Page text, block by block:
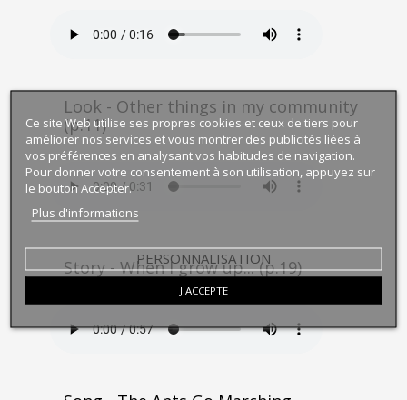
Look - Other things in my community
(p.11)
Story - When I grow up... (p.19)
Ce site Web utilise ses propres cookies et ceux de tiers pour
améliorer nos services et vous montrer des publicités liées à
vos préférences en analysant vos habitudes de navigation.
Pour donner votre consentement à son utilisation, appuyez sur
le bouton Accepter.
Plus d'informations
PERSONNALISATION
J'ACCEPTE